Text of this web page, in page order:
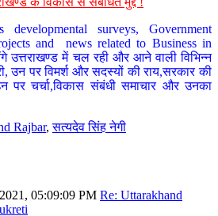
surveys, Government
and news related to Business in
उत्तराखण्ड में चल रही और आने वाली विभिन्न
उन पर विमर्श और सदस्यों की राय,सरकार की
पर चर्चा,विकास संबंधी समाचार और उनका
Rajbar,सत्यदेव सिंह नेगी
05:09:09 PM Re: Uttarakhand